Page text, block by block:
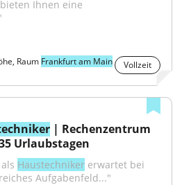
Ihnen eine
Raum Frankfurt am Main Vollzeit
| Rechenzentrum
Urlaubstagen
Haustechniker erwartet bei
Aufgabenfeld..."